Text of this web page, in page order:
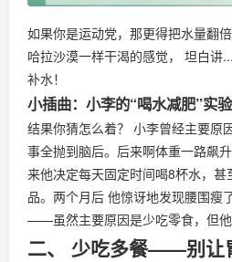
如果你是运动党，那更得把水量翻
哈拉沙漠一样干渴的感觉， 坦白讲
补水！
小插曲：小李的“喝水减肥”实验
结果你猜怎么着？ 小李曾经主要原
事全抛到脑后。后来啊体重一路飙
来他决定每天固定时间喝8杯水，
品。两个月后 他惊讶地发现腰围瘦
——虽然主要原因是少吃零食，但他
二、 少吃多餐——别让